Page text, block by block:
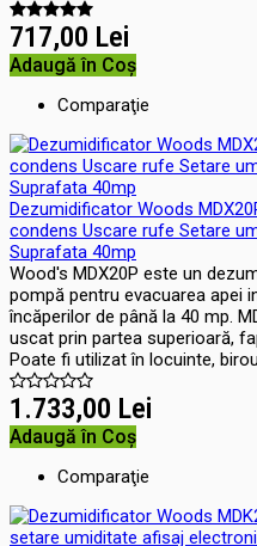
717,00 Lei
Adaugă în Coş
Comparaţie
Dezumidificator Woods
condens Uscare rufe Setare
Suprafata 40mp
Wood's MDX20P este un
pompă pentru evacuarea apei
încăperilor de până la 40 mp.
uscat prin partea superioară,
Poate fi utilizat în locuinte,
1.733,00 Lei
Adaugă în Coş
Comparaţie